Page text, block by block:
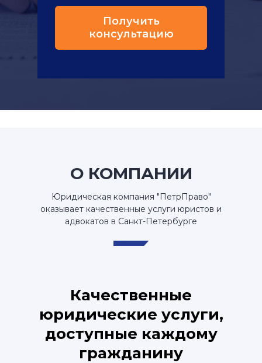
Получить
консультацию
О КОМПАНИИ
Юридическая компания "ПетрПраво"
оказывает качественные услуги юристов и
адвокатов в Санкт-Петербурге
Качественные
юридические услуги,
доступные каждому
гражданину